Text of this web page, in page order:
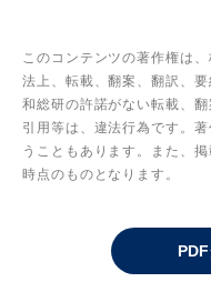
このコンテンツの著作権は
法上、転載、翻案、翻訳、
和総研の許諾がない転載、
引用等は、違法行為です。
うこともあります。また、
時点のものとなります。